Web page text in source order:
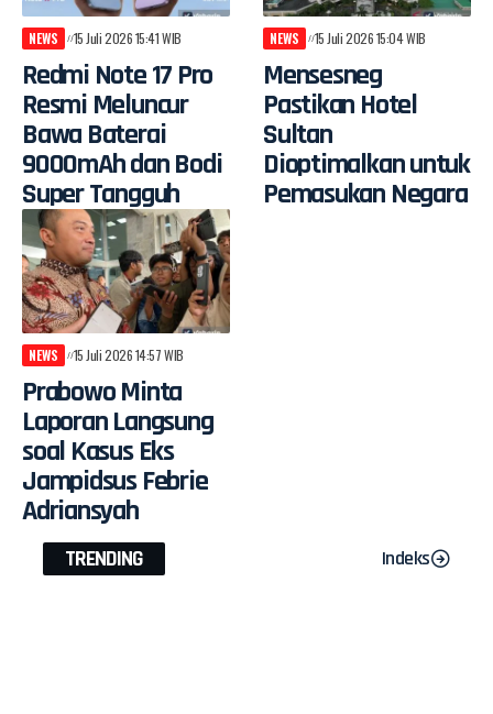
NEWS 15 Juli 2026 15:41 WIB
Redmi Note 17 Pro
Resmi Meluncur
Bawa Baterai
9000mAh dan Bodi
Super Tangguh
NEWS 15 Juli 2026 15:04 WIB
Mensesneg
Pastikan Hotel
Sultan
Dioptimalkan untuk
Pemasukan Negara
NEWS 15 Juli 2026 14:57 WIB
Prabowo Minta
Laporan Langsung
soal Kasus Eks
Jampidsus Febrie
Adriansyah
TRENDING Indeks